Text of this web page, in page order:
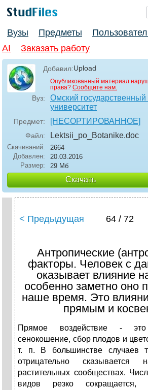
Вузы Предметы
AI
Заказать работу
Добавил:Upload
Опубликованный материал
права? Сообщите нам.
Вуз:
Омский
университет
Предмет: [НЕСОРТИРОВАННОЕ]
Файл: Lektsii_po_Botanike.doc
Скачиваний:
2664
Добавлен:
20.03.2016
Размер:
29 Мб
Скачать
< Предыдущая 64 / 72
Антропические
факторы. Человек с
оказывает влияние
особенно заметно оно
наше время. Это
прямым и
Прямое воздействие -
сенокошение, сбор плодов и
т. п. В большинстве случаев
отрицательно
растительных сообществах.
видов резко сокращается,